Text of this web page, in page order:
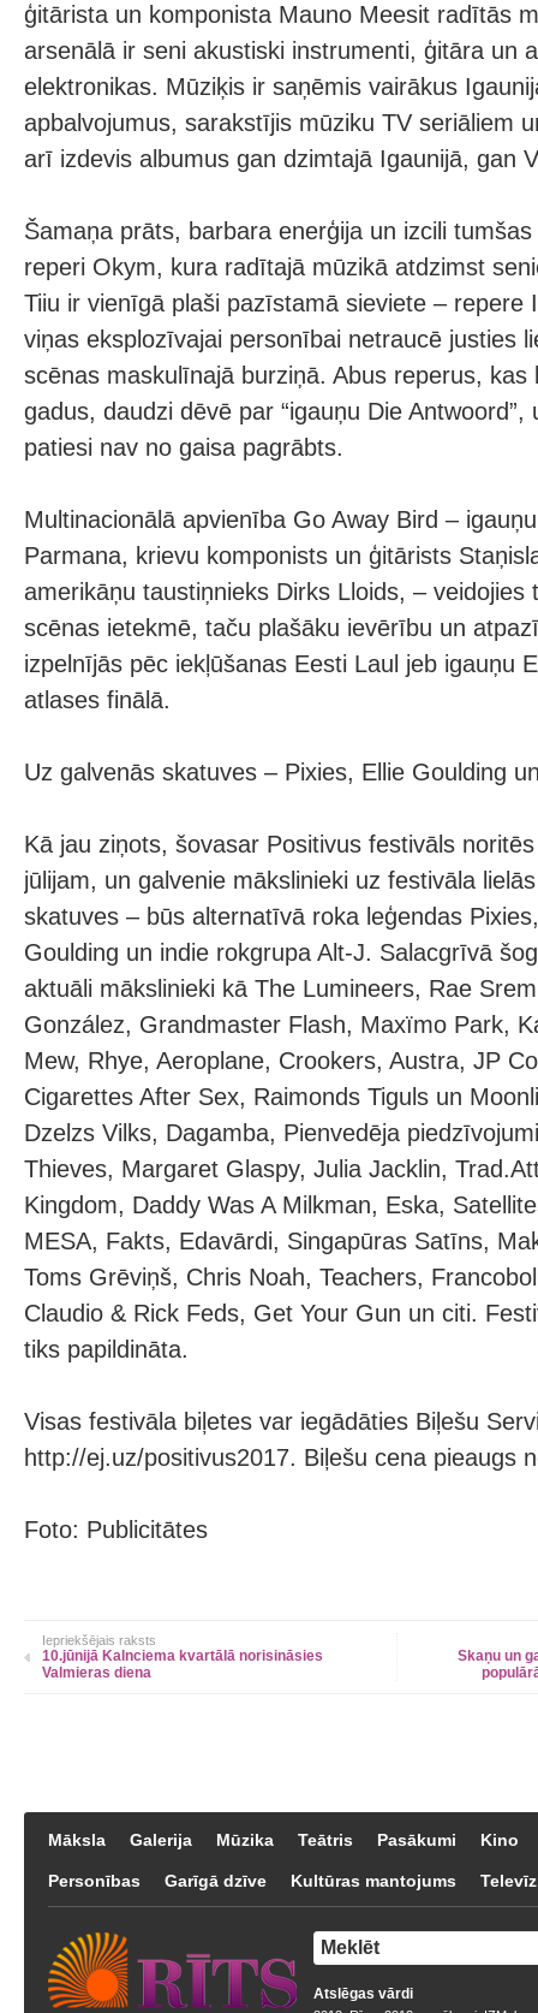
ģitārista un komponista Mauno Meesit radītās
arsenālā ir seni akustiski instrumenti, ģitāra un
elektronikas. Mūziķis ir saņēmis vairākus
apbalvojumus, sarakstījis mūziku TV seriāliem
arī izdevis albumus gan dzimtajā Igaunijā, gan
Šamaņa prāts, barbara enerģija un izcili
reperi Okym, kura radītajā mūzikā atdzimst
Tiiu ir vienīgā plaši pazīstamā sieviete – repere
viņas eksplozīvajai personībai netraucē justies
scēnas maskulīnajā burziņā. Abus reperus,
gadus, daudzi dēvē par “igauņu Die
patiesi nav no gaisa pagrābts.
Multinacionālā apvienība Go Away Bird –
Parmana, krievu komponists un ģitārists
amerikāņu taustiņnieks Dirks Lloids, – veidojies
scēnas ietekmē, taču plašāku ievērību un
izpelnījās pēc iekļūšanas Eesti Laul jeb igauņu
atlases finālā.
Uz galvenās skatuves – Pixies, Ellie Goulding
Kā jau ziņots, šovasar Positivus festivāls
jūlijam, un galvenie mākslinieki uz festivāla
skatuves – būs alternatīvā roka leģendas
Goulding un indie rokgrupa Alt-J. Salacgrīvā
aktuāli mākslinieki kā The Lumineers, Rae
González, Grandmaster Flash, Maxïmo Park,
Mew, Rhye, Aeroplane, Crookers, Austra, JP
Cigarettes After Sex, Raimonds Tiguls un
Dzelzs Vilks, Dagamba, Pienvedēja
Thieves, Margaret Glaspy, Julia Jacklin,
Kingdom, Daddy Was A Milkman, Eska,
MESA, Fakts, Edavārdi, Singapūras Satīns,
Toms Grēviņš, Chris Noah, Teachers,
Claudio & Rick Feds, Get Your Gun un citi.
tiks papildināta.
Visas festivāla biļetes var iegādāties Biļešu
http://ej.uz/positivus2017. Biļešu cena pieaugs
Foto: Publicitātes
Iepriekšējais raksts
10.jūnijā Kalnciema kvartālā norisināsies
Valmieras diena
Skaņu un
Māksla Galerija Mūzika Teātris Pasākumi Kino
Personības Garīgā dzīve Kultūras mantojums
Atslēgas vārdi